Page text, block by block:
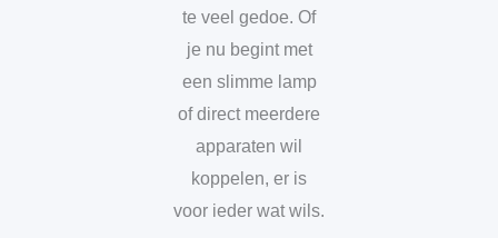
te veel gedoe. Of
je nu begint met
een slimme lamp
of direct meerdere
apparaten wil
koppelen, er is
voor ieder wat wils.